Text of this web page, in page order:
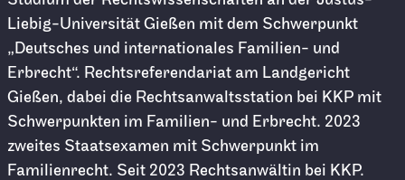
Liebig-Universität Gießen mit dem Schwerpunkt
„Deutsches und internationales Familien- und
Erbrecht“. Rechtsreferendariat am Landgericht
Gießen, dabei die Rechtsanwaltsstation bei KKP mit
Schwerpunkten im Familien- und Erbrecht. 2023
zweites Staatsexamen mit Schwerpunkt im
Familienrecht. Seit 2023 Rechtsanwältin bei KKP.